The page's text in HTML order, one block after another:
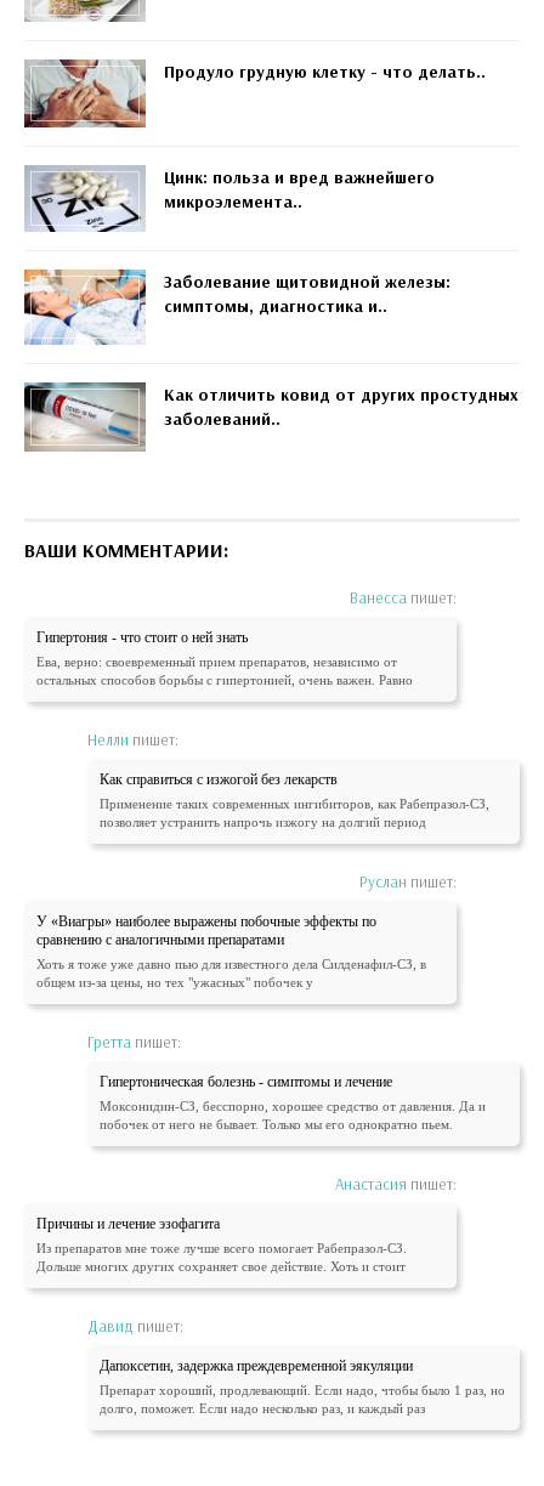
Продуло грудную клетку - что делать..
Цинк: польза и вред важнейшего
микроэлемента..
Заболевание щитовидной железы:
симптомы, диагностика и..
Как отличить ковид от других простудных
заболеваний..
ВАШИ КОММЕНТАРИИ:
Ванесса пишет:
Гипертония - что стоит о ней знать
Ева, верно: своевременный прием препаратов, независимо от
остальных способов борьбы с гипертонией, очень важен. Равно
Нелли пишет:
Как справиться с изжогой без лекарств
Применение таких современных ингибиторов, как Рабепразол-СЗ,
позволяет устранить напрочь изжогу на долгий период
Руслан пишет:
У «Виагры» наиболее выражены побочные эффекты по
сравнению с аналогичными препаратами
Хоть я тоже уже давно пью для известного дела Силденафил-СЗ, в
общем из-за цены, но тех "ужасных" побочек у
Гретта пишет:
Гипертоническая болезнь - симптомы и лечение
Моксонидин-СЗ, бесспорно, хорошее средство от давления. Да и
побочек от него не бывает. Только мы его однократно пьем.
Анастасия пишет:
Причины и лечение эзофагита
Из препаратов мне тоже лучше всего помогает Рабепразол-СЗ.
Дольше многих других сохраняет свое действие. Хоть и стоит
Давид пишет:
Дапоксетин, задержка преждевременной эякуляции
Препарат хороший, продлевающий. Если надо, чтобы было 1 раз, но
долго, поможет. Если надо несколько раз, и каждый раз